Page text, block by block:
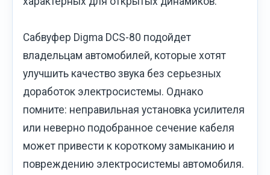
Сабвуфер Digma DCS-80 подойдет
владельцам автомобилей, которые хотят
улучшить качество звука без серьезных
доработок электросистемы. Однако
помните: неправильная установка усилителя
или неверно подобранное сечение кабеля
может привести к короткому замыканию и
повреждению электросистемы автомобиля.